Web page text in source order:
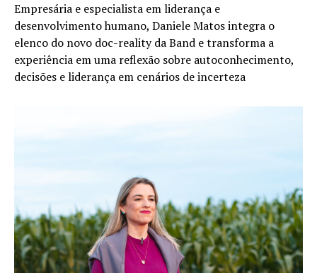
Empresária e especialista em liderança e
desenvolvimento humano, Daniele Matos integra o
elenco do novo doc-reality da Band e transforma a
experiência em uma reflexão sobre autoconhecimento,
decisões e liderança em cenários de incerteza